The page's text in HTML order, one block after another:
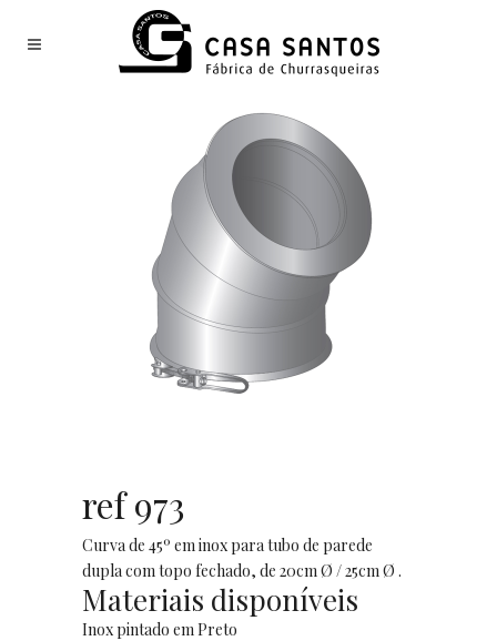
ref 973
Curva de 45º em inox para tubo de parede
dupla com topo fechado, de 20cm Ø / 25cm Ø .
Materiais disponíveis
Inox pintado em Preto